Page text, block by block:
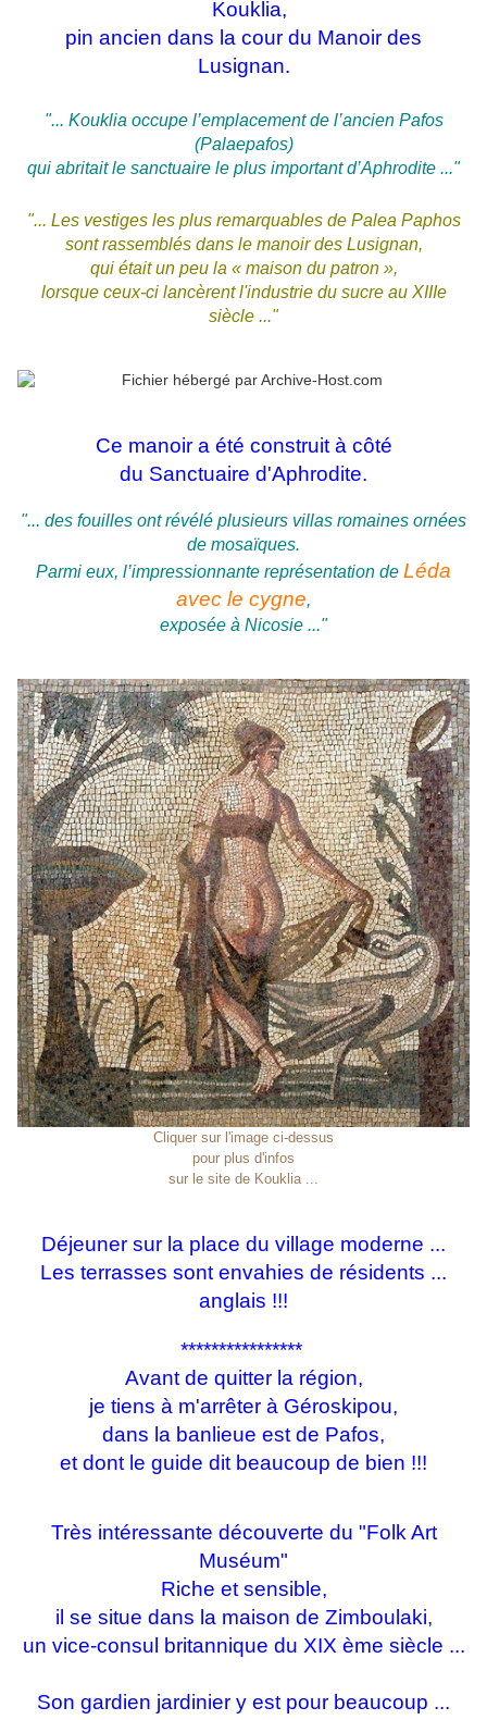
Kouklia,
pin ancien dans la cour du Manoir des
Lusignan.
"... Kouklia occupe l’emplacement de l’ancien Pafos
(Palaepafos)
qui abritait le sanctuaire le plus important d’Aphrodite ..."
"... Les vestiges les plus remarquables de Palea Paphos
sont rassemblés dans le manoir des Lusignan,
qui était un peu la « maison du patron »,
lorsque ceux-ci lancèrent l'industrie du sucre au XIIIe
siècle ..."
Ce manoir a été construit à côté
du Sanctuaire d'Aphrodite.
"... des fouilles ont révélé plusieurs villas romaines ornées
de mosaïques.
Parmi eux, l’impressionnante représentation de Léda
avec le cygne,
exposée à Nicosie ..."
Cliquer sur l'image ci-dessus
pour plus d'infos
sur le site de Kouklia ...
Déjeuner sur la place du village moderne ...
Les terrasses sont envahies de résidents ...
anglais !!!
****************
Avant de quitter la région,
je tiens à m'arrêter à Géroskipou,
dans la banlieue est de Pafos,
et dont le guide dit beaucoup de bien !!!
Très intéressante découverte du "Folk Art
Muséum"
Riche et sensible,
il se situe dans la maison de Zimboulaki,
un vice-consul britannique du XIX ème siècle ...
Son gardien jardinier y est pour beaucoup ...